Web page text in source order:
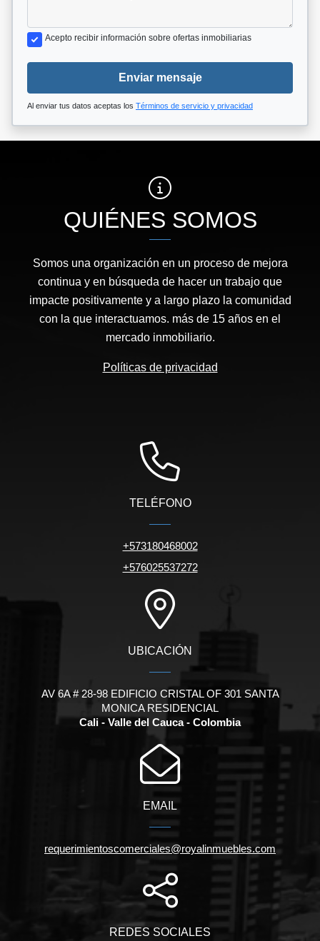
Acepto recibir información sobre ofertas inmobiliarias
Enviar mensaje
Al enviar tus datos aceptas los Términos de servicio y privacidad
QUIÉNES SOMOS
Somos una organización en un proceso de mejora
continua y en búsqueda de hacer un trabajo que
impacte positivamente y a largo plazo la comunidad
con la que interactuamos. más de 15 años en el
mercado inmobiliario.
Políticas de privacidad
TELÉFONO
+573180468002
+576025537272
UBICACIÓN
AV 6A # 28-98 EDIFICIO CRISTAL OF 301 SANTA
MONICA RESIDENCIAL
Cali - Valle del Cauca - Colombia
EMAIL
requerimientoscomerciales@royalinmuebles.com
REDES SOCIALES